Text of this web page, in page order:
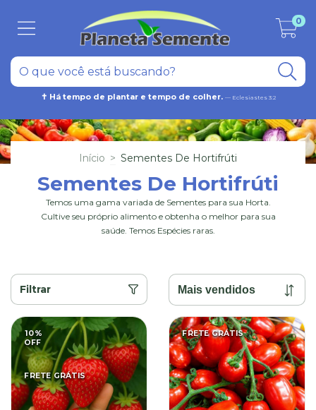
✝ Há tempo de plantar e tempo de colher. — Eclesiastes 3:2
0
Início > Sementes De Hortifrúti
Sementes De Hortifrúti
Temos uma gama variada de Sementes para sua Horta.
Cultive seu próprio alimento e obtenha o melhor para sua
saúde. Temos Espécies raras.
Filtrar
10%
OFF
FRETE GRÁTIS
FRETE GRÁTIS